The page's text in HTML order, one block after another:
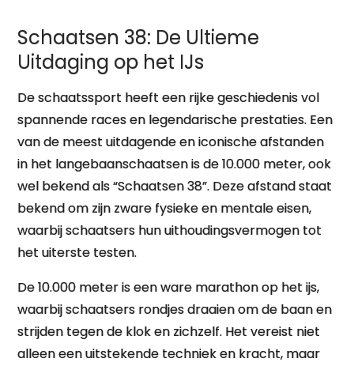
Schaatsen 38: De Ultieme
Uitdaging op het IJs
De schaatssport heeft een rijke geschiedenis vol
spannende races en legendarische prestaties. Een
van de meest uitdagende en iconische afstanden
in het langebaanschaatsen is de 10.000 meter, ook
wel bekend als “Schaatsen 38”. Deze afstand staat
bekend om zijn zware fysieke en mentale eisen,
waarbij schaatsers hun uithoudingsvermogen tot
het uiterste testen.
De 10.000 meter is een ware marathon op het ijs,
waarbij schaatsers rondjes draaien om de baan en
strijden tegen de klok en zichzelf. Het vereist niet
alleen een uitstekende techniek en kracht, maar